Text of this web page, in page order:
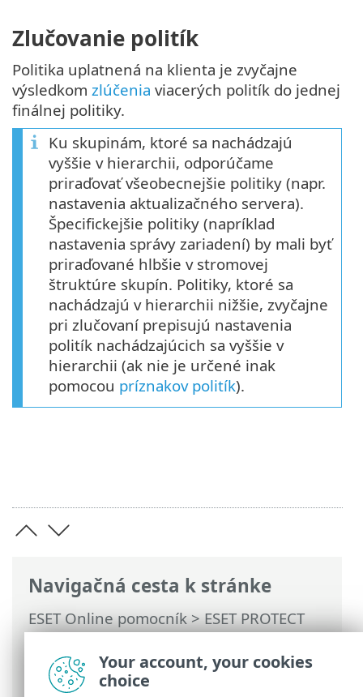
Navigačná cesta k stránke
ESET Online pomocník>ESET PROTECT
On-Prem>Používanie ESET PROTECT On-
Prem>Hlavné menu ESET PROTECT On-
Prem> Politiky
Zlučovanie politík
Politika uplatnená na klienta je zvyčajne
výsledkom zlúčenia viacerých politík do jednej
finálnej politiky.
Ku skupinám, ktoré sa nachádzajú
vyššie v hierarchii, odporúčame
priraďovať všeobecnejšie politiky (napr.
nastavenia aktualizačného servera).
Špecifickejšie politiky (napríklad
nastavenia správy zariadení) by mali byť
priraďované hlbšie v stromovej
štruktúre skupín. Politiky, ktoré sa
nachádzajú v hierarchii nižšie, zvyčajne
pri zlučovaní prepisujú nastavenia
politík nachádzajúcich sa vyššie v
hierarchii (ak nie je určené inak
pomocou príznakov politík).
Your account, your cookies
choice